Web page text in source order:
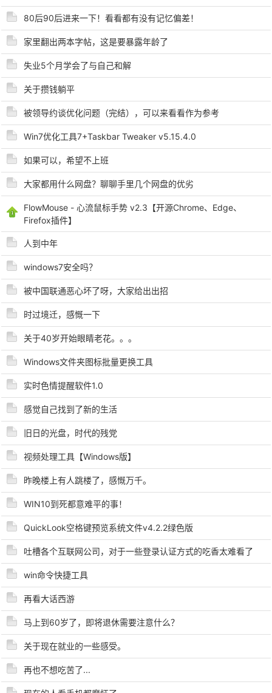
52
po
jie.
cn
80后90后进来一下！看看都有没有记忆偏差！
家里翻出两本字帖，这是要暴露年龄了
失业5个月学会了与自己和解
关于攒钱躺平
被领导约谈优化问题（完结），可以来看看作为参考
Win7优化工具7+Taskbar Tweaker v5.15.4.0
如果可以，希望不上班
大家都用什么网盘？聊聊手里几个网盘的优劣
FlowMouse - 心流鼠标手势 v2.3【开源Chrome、Edge、
Firefox插件】
人到中年
windows7安全吗？
被中国联通恶心坏了呀，大家给出出招
时过境迁，感慨一下
关于40岁开始眼睛老花。。。
Windows文件夹图标批量更换工具
实时色情提醒软件1.0
感觉自己找到了新的生活
旧日的光盘，时代的残党
视频处理工具【Windows版】
昨晚楼上有人跳楼了，感慨万千。
WIN10到死都意难平的事！
QuickLook空格键预览系统文件v4.2.2绿色版
吐槽各个互联网公司，对于一些登录认证方式的吃香太难看了
win命令快捷工具
再看大话西游
马上到60岁了，即将退休需要注意什么？
关于现在就业的一些感受。
再也不想吃苦了...